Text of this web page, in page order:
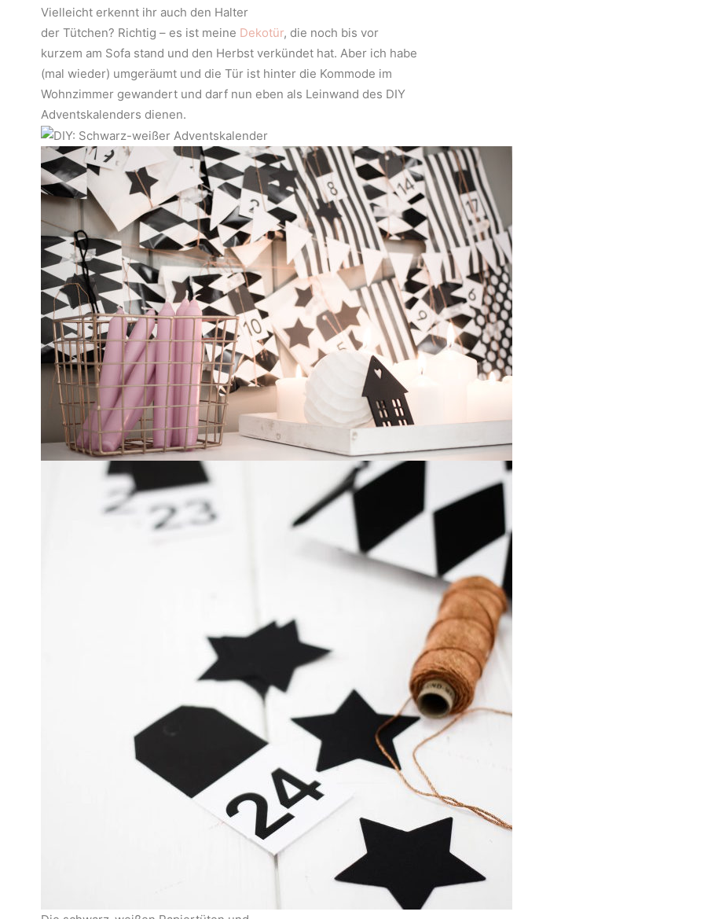
Vielleicht erkennt ihr auch den Halter
der Tütchen? Richtig – es ist meine Dekotür, die noch bis vor
kurzem am Sofa stand und den Herbst verkündet hat. Aber ich habe
(mal wieder) umgeräumt und die Tür ist hinter die Kommode im
Wohnzimmer gewandert und darf nun eben als Leinwand des DIY
Adventskalenders dienen.